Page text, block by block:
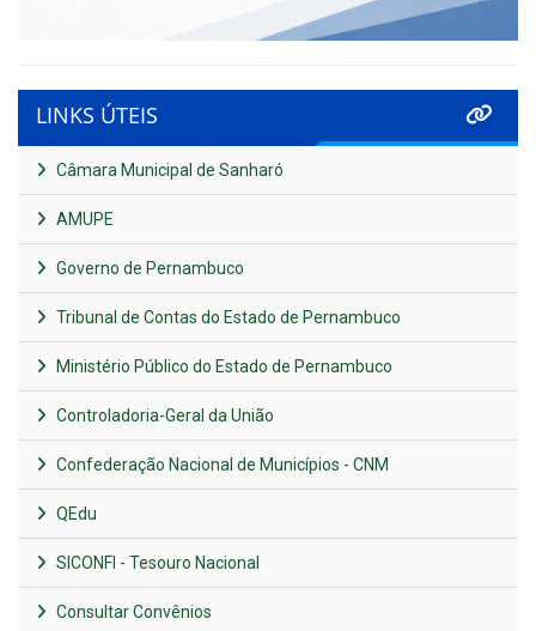
LINKS ÚTEIS
Câmara Municipal de Sanharó
AMUPE
Governo de Pernambuco
Tribunal de Contas do Estado de Pernambuco
Ministério Público do Estado de Pernambuco
Controladoria-Geral da União
Confederação Nacional de Municípios - CNM
QEdu
SICONFI - Tesouro Nacional
Consultar Convênios